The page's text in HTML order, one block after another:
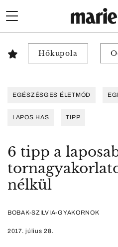
Hőkupola
EGÉSZÉSGES ÉLETMÓD
LAPOS HAS TIPP
6 tipp a
nélkül
BOBAK-SZILVIA-GYAKORNOK
2017. július 28.